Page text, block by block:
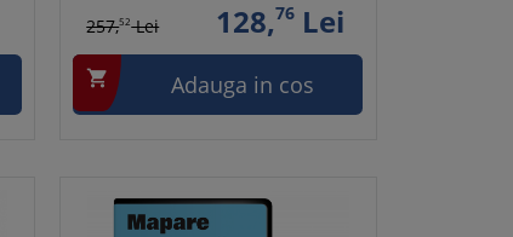
257,52Lei 128,76Lei
 Adauga in cos